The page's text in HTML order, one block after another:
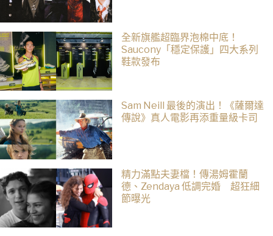
全新旗艦超臨界泡棉中底！
Saucony「穩定保護」四大系列
鞋款發布
Sam Neill 最後的演出！《薩爾達
傳說》真人電影再添重量級卡司
精力滿點夫妻檔！傳湯姆霍蘭
德、Zendaya 低調完婚 超狂細
節曝光